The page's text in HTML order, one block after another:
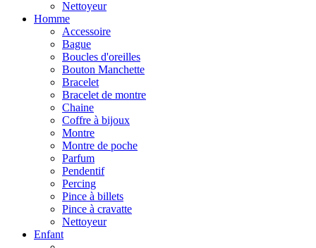
Nettoyeur
Homme
Accessoire
Bague
Boucles d'oreilles
Bouton Manchette
Bracelet
Bracelet de montre
Chaine
Coffre à bijoux
Montre
Montre de poche
Parfum
Pendentif
Percing
Pince à billets
Pince à cravatte
Nettoyeur
Enfant